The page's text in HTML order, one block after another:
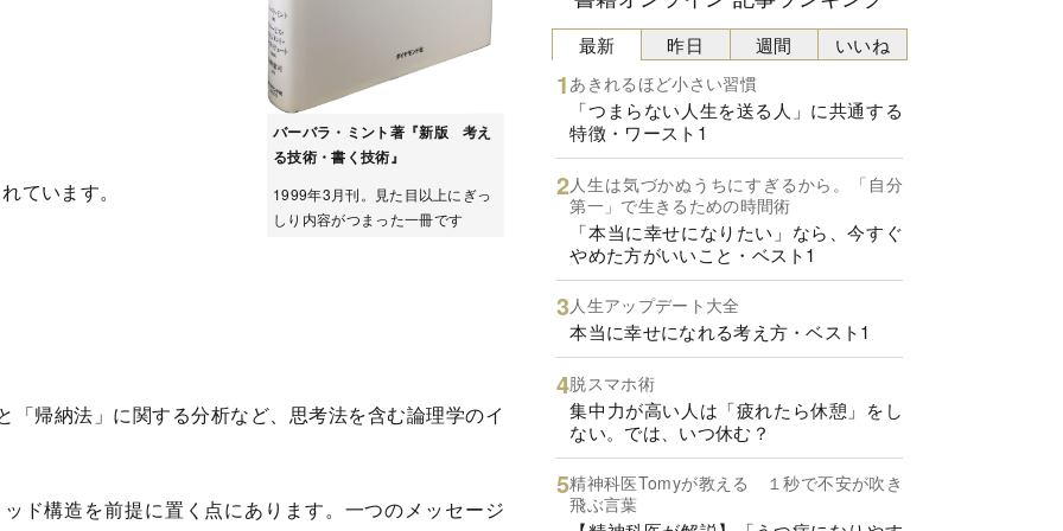
バーバラ・ミント著『新版 考え
る技術・書く技術』
1999年3月刊。見た目以上にぎっ
しり内容がつまった一冊です
ています。
帰納法」に関する分析など、思考法を含む論理学のイ
構造を前提に置く点にあります。一つのメッセージ
最新
あきれるほど小さい習慣
「つまらない人生を送る人」に共通する
特徴・ワースト1
人生は気づかぬうちにすぎるから。「自分
第一」で生きるための時間術
「本当に幸せになりたい」なら、今すぐ
やめた方がいいこと・ベスト1
人生アップデート大全
本当に幸せになれる考え方・ベスト1
脱スマホ術
集中力が高い人は「疲れたら休憩」をし
ない。では、いつ休む？
精神科医Tomyが教える １秒で不安が吹き
飛ぶ言葉
昨日 週間 いいね